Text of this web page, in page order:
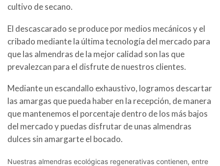
cultivo de secano.
El descascarado se produce por medios mecánicos y el
cribado mediante la última tecnología del mercado para
que las almendras de la mejor calidad son las que
prevalezcan para el disfrute de nuestros clientes.
Mediante un escandallo exhaustivo, logramos descartar
las amargas que pueda haber en la recepción, de manera
que mantenemos el porcentaje dentro de los más bajos
del mercado y puedas disfrutar de unas almendras
dulces sin amargarte el bocado.
Nuestras almendras ecológicas regenerativas contienen, entre